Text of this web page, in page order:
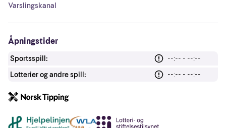
Varslingskanal
Åpningstider
Sportsspill:
--:-- - --:--
Lotterier og andre spill:
--:-- - --:--
Andre lenker